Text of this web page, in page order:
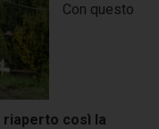
Con questo
riaperto così la